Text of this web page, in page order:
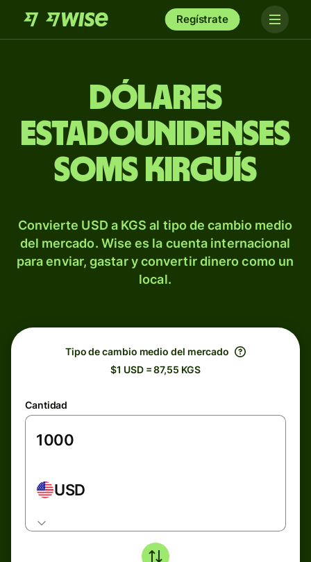
Regístrate
Dólares
estadounidenses
soms kirguís
Convierte USD a KGS al tipo de cambio medio
del mercado. Wise es la cuenta internacional
para enviar, gastar y convertir dinero como un
local.
Tipo de cambio medio del mercado
$1 USD = 87,55 KGS
Cantidad
USD